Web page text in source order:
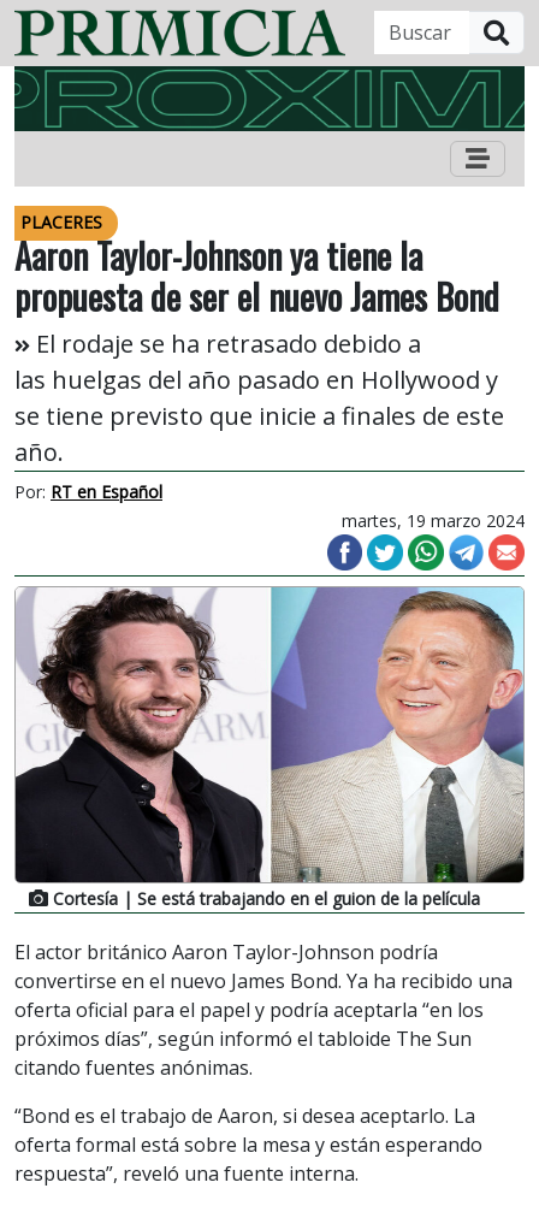
PLACERES
Aaron Taylor-Johnson ya tiene la
propuesta de ser el nuevo James Bond
El rodaje se ha retrasado debido a
las huelgas del año pasado en Hollywood y
se tiene previsto que inicie a finales de este
año.
Por: RT en Español
martes, 19 marzo 2024
Cortesía | Se está trabajando en el guion de la película
El actor británico Aaron Taylor-Johnson podría
convertirse en el nuevo James Bond. Ya ha recibido una
oferta oficial para el papel y podría aceptarla “en los
próximos días”, según informó el tabloide The Sun
citando fuentes anónimas.
“Bond es el trabajo de Aaron, si desea aceptarlo. La
oferta formal está sobre la mesa y están esperando
respuesta”, reveló una fuente interna.